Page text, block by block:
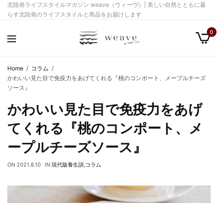
北陸発ライフスタイルマガジン weave（ウィーヴ）| 美しい自然とともに暮
らす北陸発のライフスタイルと商品をお届けします
0
Home
コラム
かわいい見た目で免疫力をあげてくれる『桃のコンポート、メープルチーズ
ソース』
かわいい見た目で免疫力をあげ
てくれる『桃のコンポート、メ
ープルチーズソース』
ON 2021.8.10 IN 現代版養生訓 ,コラム